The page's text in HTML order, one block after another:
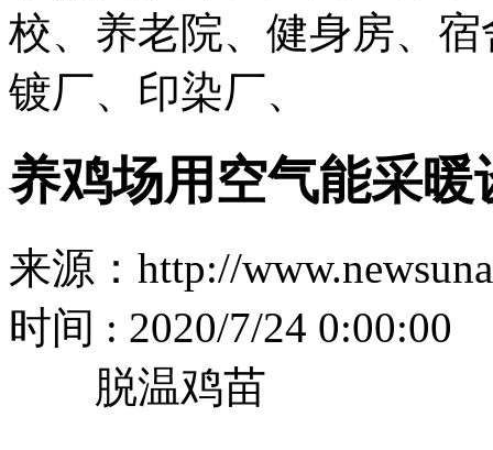
校、养老院、健身房、
镀厂、印染厂、
养鸡场用空气能采
来源：http://
时间 : 2020/7/24 0:00:00
脱温鸡苗